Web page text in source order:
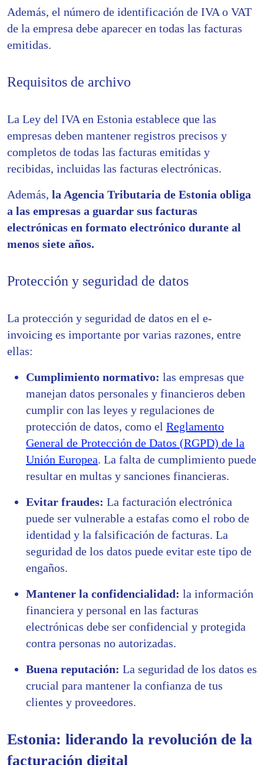
Además, el número de identificación de IVA o VAT
de la empresa debe aparecer en todas las facturas
emitidas.
Requisitos de archivo
La Ley del IVA en Estonia establece que las
empresas deben mantener registros precisos y
completos de todas las facturas emitidas y
recibidas, incluidas las facturas electrónicas.
Además, la Agencia Tributaria de Estonia obliga
a las empresas a guardar sus facturas
electrónicas en formato electrónico durante al
menos siete años.
Protección y seguridad de datos
La protección y seguridad de datos en el e-
invoicing es importante por varias razones, entre
ellas:
Cumplimiento normativo: las empresas que
manejan datos personales y financieros deben
cumplir con las leyes y regulaciones de
protección de datos, como el Reglamento
General de Protección de Datos (RGPD) de la
Unión Europea. La falta de cumplimiento puede
resultar en multas y sanciones financieras.
Evitar fraudes: La facturación electrónica
puede ser vulnerable a estafas como el robo de
identidad y la falsificación de facturas. La
seguridad de los datos puede evitar este tipo de
engaños.
Mantener la confidencialidad: la información
financiera y personal en las facturas
electrónicas debe ser confidencial y protegida
contra personas no autorizadas.
Buena reputación: La seguridad de los datos es
crucial para mantener la confianza de tus
clientes y proveedores.
Estonia: liderando la revolución de la
facturación digital